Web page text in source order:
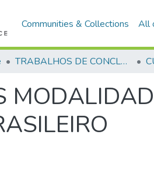
Communities & Collections All
TRABALHOS DE CONCLUSÃO DE CURSO - CFP (CURSO DE FORMAÇÃO DE PRAÇAS)